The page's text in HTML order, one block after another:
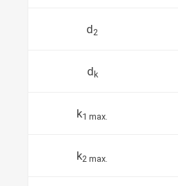
d2
d k
k1 max.
k2 max.